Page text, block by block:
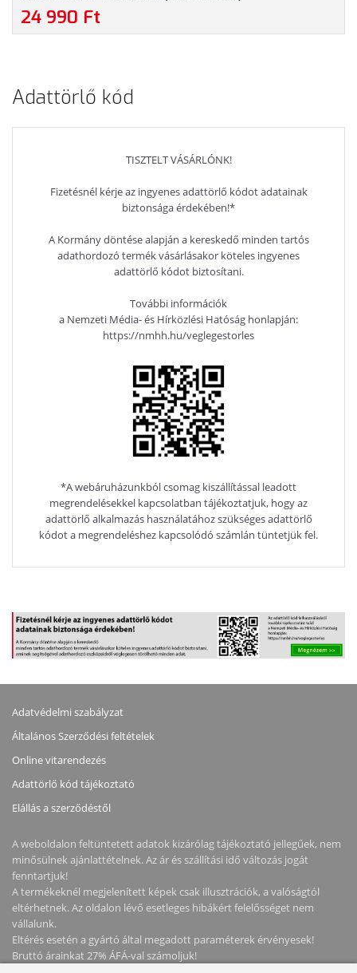
24 990 Ft
Adattörlő kód
TISZTELT VÁSÁRLÓNK!
Fizetésnél kérje az ingyenes adattörlő kódot adatainak
biztonsága érdekében!*
A Kormány döntése alapján a kereskedő minden tartós
adathordozó termék vásárlásakor köteles ingyenes
adattörlő kódot biztosítani.
További információk
a Nemzeti Média- és Hírközlési Hatóság honlapján:
https://nmhh.hu/veglegestorles
*A webáruházunkból csomag kiszállítással leadott
megrendelésekkel kapcsolatban tájékoztatjuk, hogy az
adattörlő alkalmazás használatához szükséges adattörlő
kódot a megrendeléshez kapcsolódó számlán tüntetjük fel.
Adatvédelmi szabályzat
Általános Szerződési feltételek
Online vitarendezés
Adattörlő kód tájékoztató
Elállás a szerződéstől
A weboldalon feltüntetett adatok kizárólag tájékoztató jellegűek, nem
minősülnek ajánlattételnek. Az ár és szállítási idő változás jogát
fenntartjuk!
A termékeknél megjelenített képek csak illusztrációk, a valóságtól
eltérhetnek. Az oldalon lévő esetleges hibákért felelősséget nem
vállalunk.
Eltérés esetén a gyártó által megadott paraméterek érvényesek!
Bruttó árainkat 27% ÁFÁ-val számoljuk!